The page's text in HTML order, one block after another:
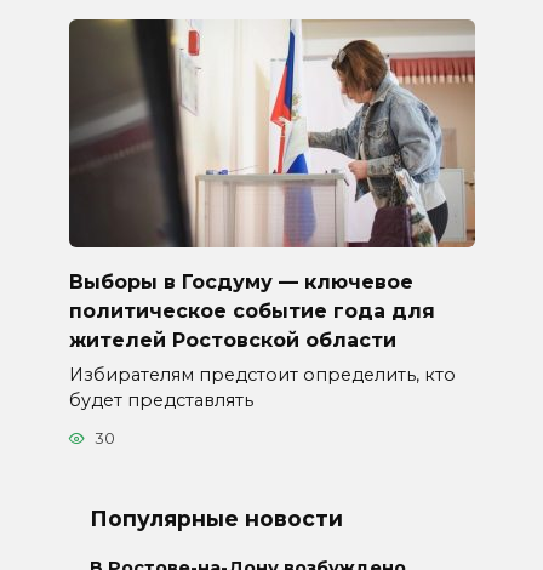
Выборы в Госдуму — ключевое
политическое событие года для
жителей Ростовской области
Избирателям предстоит определить, кто
будет представлять
30
Популярные новости